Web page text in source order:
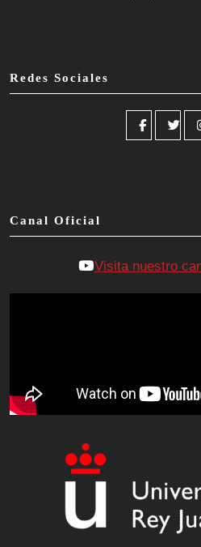
Redes Sociales
Canal Oficial
Visita nuestro